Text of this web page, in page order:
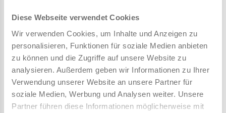
Diese Webseite verwendet Cookies
Wir verwenden Cookies, um Inhalte und Anzeigen zu
personalisieren, Funktionen für soziale Medien anbieten
zu können und die Zugriffe auf unsere Website zu
analysieren. Außerdem geben wir Informationen zu Ihrer
Verwendung unserer Website an unsere Partner für
soziale Medien, Werbung und Analysen weiter. Unsere
Partner führen diese Informationen möglicherweise mit
Achtung: Nicht für Kinder unter 36 Monaten geeignet.
Erstickungsgefahr. Kleine Teile könnten verschluckt
werden. Wir empfehlen, die Verpackung als Referenz
aufzubewahren. Modell und Farben können leicht von der
Abbildung abweichen.